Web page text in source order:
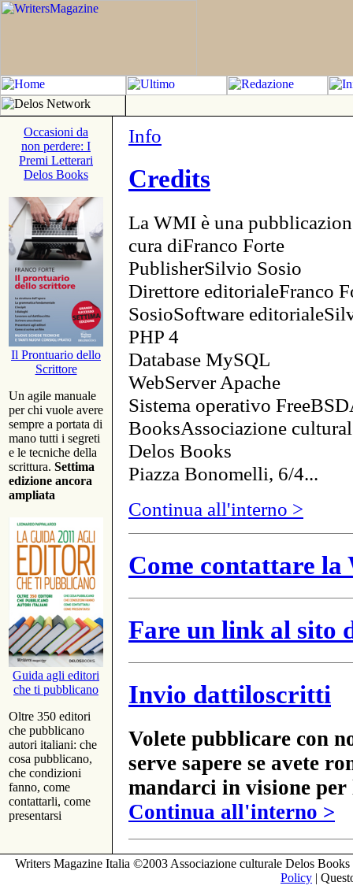
Occasioni da
non perdere: I
Premi Letterari
Delos Books
Il Prontuario dello
Scrittore
Un agile manuale
per chi vuole avere
sempre a portata di
mano tutti i segreti
e le tecniche della
scrittura. Settima
edizione ancora
ampliata
Guida agli editori
che ti pubblicano
Oltre 350 editori
che pubblicano
autori italiani: che
cosa pubblicano,
che condizioni
fanno, come
contattarli, come
presentarsi
Info
Credits
La WMI è una
cura diFranco Forte
PublisherSilvio Sosio
Direttore editorialeFranco
SosioSoftware
PHP 4
Database MySQL
WebServer Apache
Sistema operativo
BooksAssociazione
Delos Books
Piazza Bonomelli, 6/4...
Continua all'interno >
Come contattare
Fare un link al sito
Invio dattiloscritti
Volete pubblicare con
serve sapere se avete
mandarci in visione
Continua all'interno >
Writers Magazine Italia ©2003 Associazione culturale Delos
Policy |